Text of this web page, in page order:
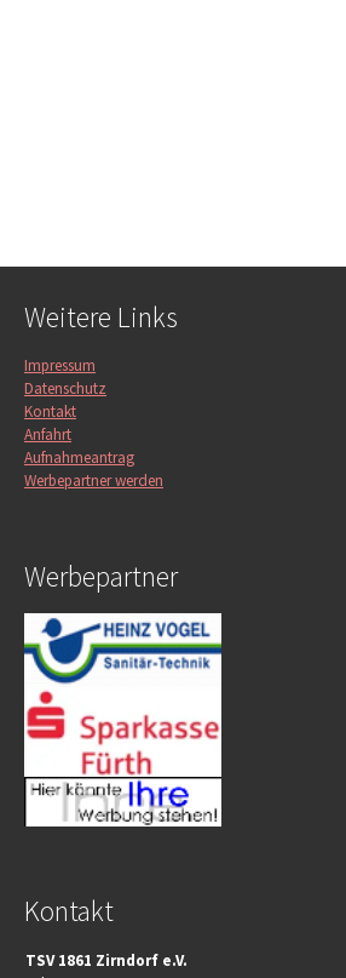
Weitere Links
Impressum
Datenschutz
Kontakt
Anfahrt
Aufnahmeantrag
Werbepartner werden
Werbepartner
Kontakt
TSV 1861 Zirndorf e.V.